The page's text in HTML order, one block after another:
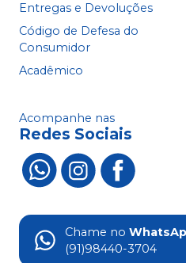
Entregas e Devoluções
Código de Defesa do
Consumidor
Acadêmico
Acompanhe nas
Redes Sociais
Chame no
(91)98440-3704